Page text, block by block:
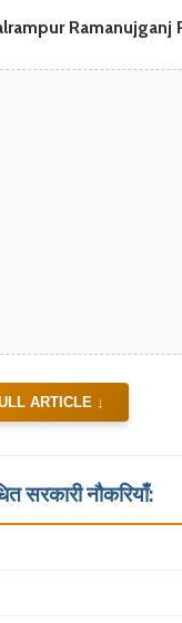
ARTICLE ↓
सरकारी नौकरियाँ: